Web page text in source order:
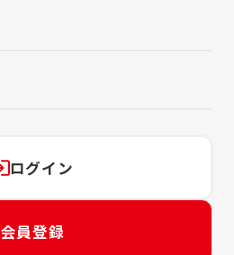
ログイン
会員登録